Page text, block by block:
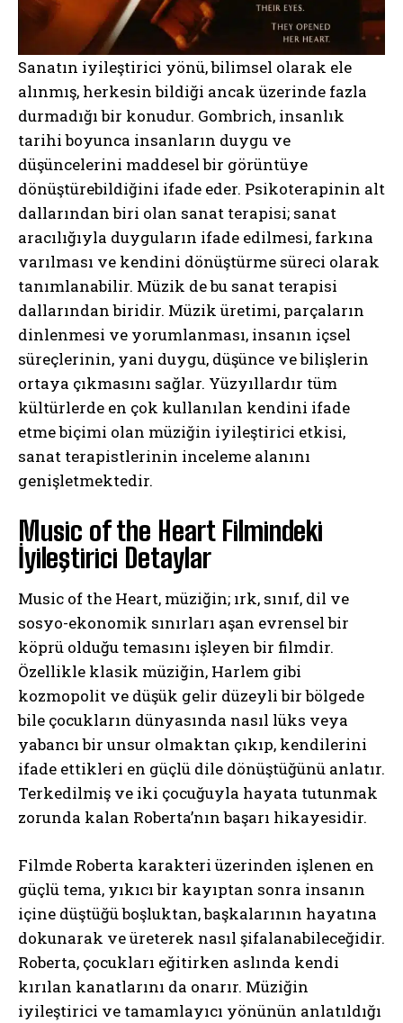
Sanatın iyileştirici yönü, bilimsel olarak ele
alınmış, herkesin bildiği ancak üzerinde fazla
durmadığı bir konudur. Gombrich, insanlık
tarihi boyunca insanların duygu ve
düşüncelerini maddesel bir görüntüye
dönüştürebildiğini ifade eder. Psikoterapinin alt
dallarından biri olan sanat terapisi; sanat
aracılığıyla duyguların ifade edilmesi, farkına
varılması ve kendini dönüştürme süreci olarak
tanımlanabilir. Müzik de bu sanat terapisi
dallarından biridir. Müzik üretimi, parçaların
dinlenmesi ve yorumlanması, insanın içsel
süreçlerinin, yani duygu, düşünce ve bilişlerin
ortaya çıkmasını sağlar. Yüzyıllardır tüm
kültürlerde en çok kullanılan kendini ifade
etme biçimi olan müziğin iyileştirici etkisi,
sanat terapistlerinin inceleme alanını
genişletmektedir.
Music of the Heart Filmindeki
İyileştirici Detaylar
Music of the Heart, müziğin; ırk, sınıf, dil ve
sosyo-ekonomik sınırları aşan evrensel bir
köprü olduğu temasını işleyen bir filmdir.
Özellikle klasik müziğin, Harlem gibi
kozmopolit ve düşük gelir düzeyli bir bölgede
bile çocukların dünyasında nasıl lüks veya
yabancı bir unsur olmaktan çıkıp, kendilerini
ifade ettikleri en güçlü dile dönüştüğünü anlatır.
Terkedilmiş ve iki çocuğuyla hayata tutunmak
zorunda kalan Roberta’nın başarı hikayesidir.
Filmde Roberta karakteri üzerinden işlenen en
güçlü tema, yıkıcı bir kayıptan sonra insanın
içine düştüğü boşluktan, başkalarının hayatına
dokunarak ve üreterek nasıl şifalanabileceğidir.
Roberta, çocukları eğitirken aslında kendi
kırılan kanatlarını da onarır. Müziğin
iyileştirici ve tamamlayıcı yönünün anlatıldığı